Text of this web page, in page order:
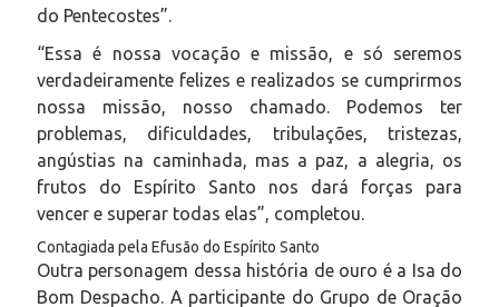
do Pentecostes”.
“Essa é nossa vocação e missão, e só seremos
verdadeiramente felizes e realizados se cumprirmos
nossa missão, nosso chamado. Podemos ter
problemas, dificuldades, tribulações, tristezas,
angústias na caminhada, mas a paz, a alegria, os
frutos do Espírito Santo nos dará forças para
vencer e superar todas elas”, completou.
Contagiada pela Efusão do Espírito Santo
Outra personagem dessa história de ouro é a Isa do
Bom Despacho. A participante do Grupo de Oração